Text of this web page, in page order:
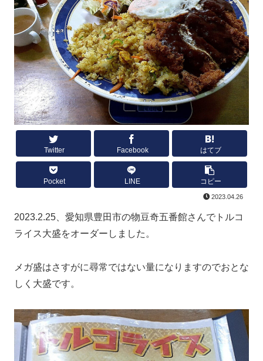
Twitter Facebook はてブ
Pocket LINE コピー
2023.04.26
2023.2.25、愛知県豊田市の物豆奇五番館さんでトルコ
ライス大盛をオーダーしました。
メガ盛はさすがに尋常ではない量になりますのでおとな
しく大盛です。